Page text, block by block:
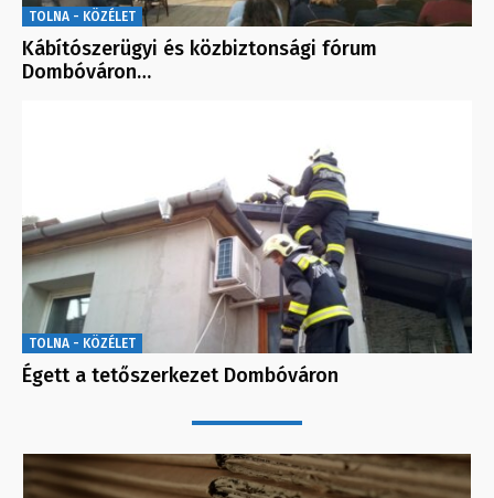
TOLNA - KÖZÉLET
Kábítószerügyi és közbiztonsági fórum
Dombóváron…
TOLNA - KÖZÉLET
Égett a tetőszerkezet Dombóváron